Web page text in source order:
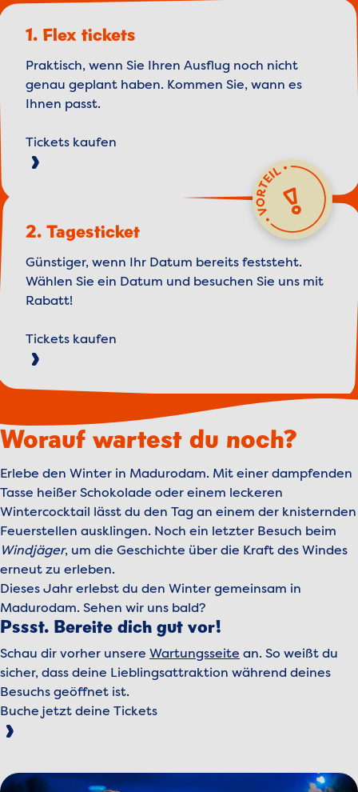
1. Flex tickets
Praktisch, wenn Sie Ihren Ausflug noch nicht
genau geplant haben. Kommen Sie, wann es
Ihnen passt.
Tickets kaufen
2. Tagesticket
Günstiger, wenn Ihr Datum bereits feststeht.
Wählen Sie ein Datum und besuchen Sie uns mit
Rabatt!
Tickets kaufen
Worauf wartest du noch?
Erlebe den Winter in Madurodam. Mit einer dampfenden
Tasse heißer Schokolade oder einem leckeren
Wintercocktail lässt du den Tag an einem der knisternden
Feuerstellen ausklingen. Noch ein letzter Besuch beim
Windjäger, um die Geschichte über die Kraft des Windes
erneut zu erleben.
Dieses Jahr erlebst du den Winter gemeinsam in
Madurodam. Sehen wir uns bald?
Pssst. Bereite dich gut vor!
Schau dir vorher unsere Wartungsseite an. So weißt du
sicher, dass deine Lieblingsattraktion während deines
Besuchs geöffnet ist.
Buche jetzt deine Tickets
Bild anzeigen